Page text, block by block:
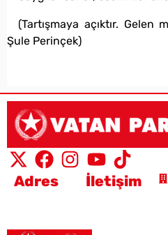
(Tartışmaya açıktır. Gelen
Şule Perinçek)
Adres İletişim